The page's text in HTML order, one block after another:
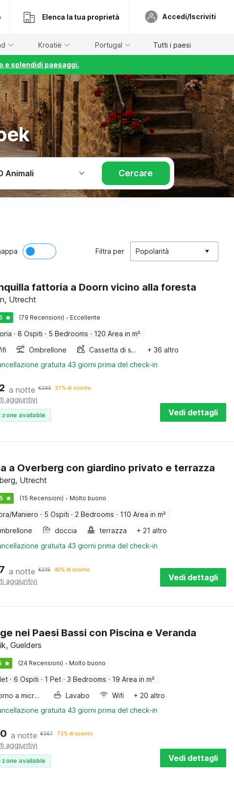
Elenca la tua proprietà Accedi/Iscriviti
Kroatië Portugal Tutti i paesi
e splendidi paesaggi.
Animali Cercare
Filtra per Popolarità
fattoria a Doorn vicino alla foresta
Utrecht
(79 Recensioni) · Eccellente
· 8 Ospiti · 5 Bedrooms · 120 Area in m²
Ombrellone Cassetta di sabbia
+ 36 altro
gratuita 43 giorni prima del check-in
a notte €293 37% di sconto
aggiuntivi
zone available Vedi dettagli
a Overberg con giardino privato e terrazza
Utrecht
(15 Recensioni) · Molto buono
Maniero · 5 Ospiti · 2 Bedrooms · 110 Area in m²
doccia terrazza
+ 21 altro
gratuita 43 giorni prima del check-in
a notte €219 40% di sconto
aggiuntivi Vedi dettagli
nei Paesi Bassi con Piscina e Veranda
Guelders
(24 Recensioni) · Molto buono
· 6 Ospiti · 1 Pet · 3 Bedrooms · 19 Area in m²
Forno a microonde combinato
Lavabo Wifi
+ 20 altro
gratuita 43 giorni prima del check-in
a notte €367 72% di sconto
aggiuntivi
zone available Vedi dettagli